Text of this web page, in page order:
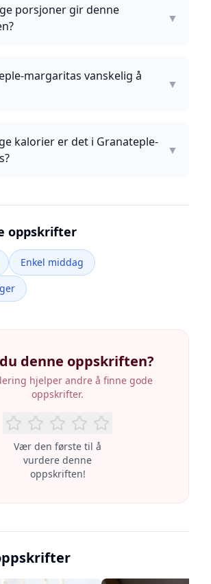
porsjoner gir denne
▼
margaritas vanskelig å
▼
kalorier er det i Granateple-
▼
oppskrifter
Enkel middag
denne oppskriften?
hjelper andre å finne gode
oppskrifter.
Vær den første til å
vurdere denne
oppskriften!